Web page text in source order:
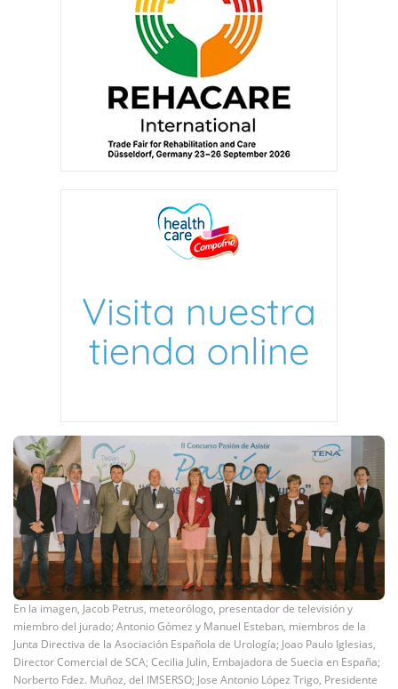
En la imagen, Jacob Petrus, meteorólogo, presentador de televisión y
miembro del jurado; Antonio Gómez y Manuel Esteban, miembros de la
Junta Directiva de la Asociación Española de Urología; Joao Paulo Iglesias,
Director Comercial de SCA; Cecilia Julin, Embajadora de Suecia en España;
Norberto Fdez. Muñoz, del IMSERSO; Jose Antonio López Trigo, Presidente